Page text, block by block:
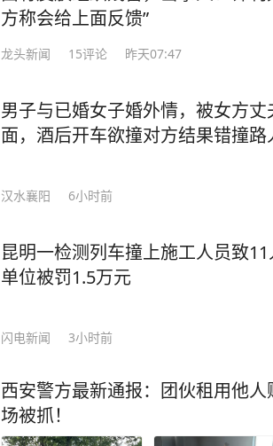
方称会给上面反馈”
龙头新闻 15评论 昨天07:47
男子与已婚女子婚外情，被女方
面，酒后开车欲撞对方结果错撞路
汉水襄阳 6小时前
昆明一检测列车撞上施工人员致
单位被罚1.5万元
闪电新闻 3小时前
西安警方最新通报：团伙租用他
场被抓！